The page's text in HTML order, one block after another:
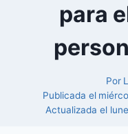
para
Por
Publicada el
Actualizada el